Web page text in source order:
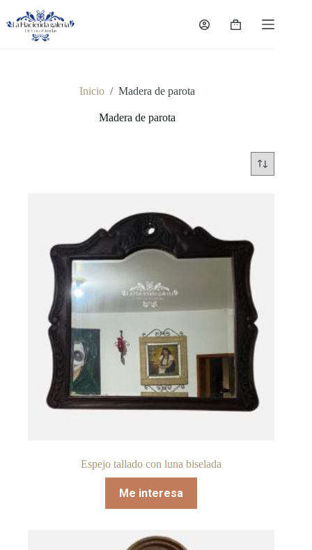
contenido
Carro
Inicio / Madera de parota
Madera de parota
Espejo tallado con luna biselada
Me interesa